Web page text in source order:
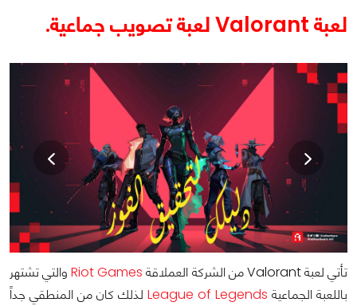
لعبة Valorant لعبة تصويب جماعية.
تأتي لعبة Valorant من الشركة العملاقة Riot Gamesوالتي تشتهر
باللعبة الجماعية League of Legends لذلك كان من المنطقي جداً